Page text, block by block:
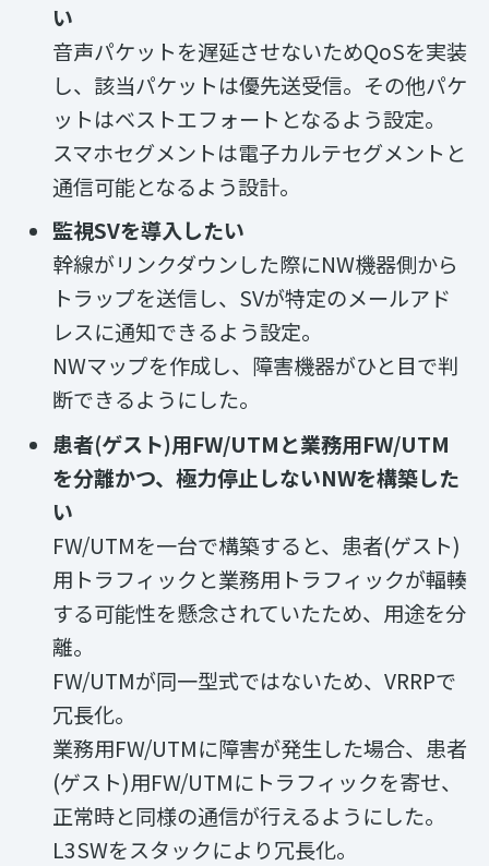
い
音声パケットを遅延させないためQoSを実装
し、該当パケットは優先送受信。その他パケ
ットはベストエフォートとなるよう設定。
スマホセグメントは電子カルテセグメントと
通信可能となるよう設計。
監視SVを導入したい
幹線がリンクダウンした際にNW機器側から
トラップを送信し、SVが特定のメールアド
レスに通知できるよう設定。
NWマップを作成し、障害機器がひと目で判
断できるようにした。
患者(ゲスト)用FW/UTMと業務用FW/UTM
を分離かつ、極力停止しないNWを構築した
い
FW/UTMを一台で構築すると、患者(ゲスト)
用トラフィックと業務用トラフィックが輻輳
する可能性を懸念されていたため、用途を分
離。
FW/UTMが同一型式ではないため、VRRPで
冗長化。
業務用FW/UTMに障害が発生した場合、患者
(ゲスト)用FW/UTMにトラフィックを寄せ、
正常時と同様の通信が行えるようにした。
L3SWをスタックにより冗長化。